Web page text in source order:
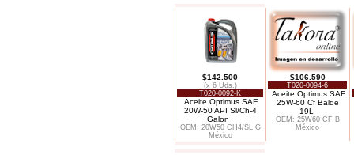
$142.500
(x 6 Uds.)
T020-0092-K
Aceite Optimus SAE
20W-50 API Sl/Ch-4
Galon
OEM: 20W50 CH4/SL G
México
$106.590
T020-0094-6
Aceite Optimus SAE
25W-60 Cf Balde
19L
OEM: 25W60 CF B
México